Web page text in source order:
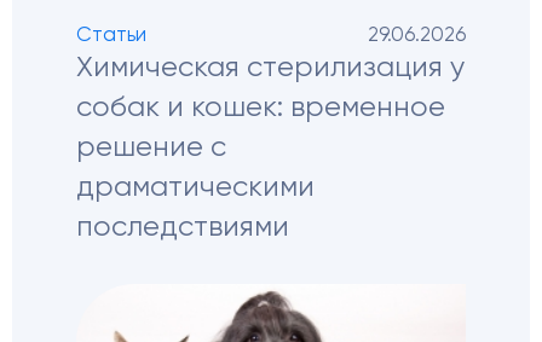
Статьи 29.06.2026
Химическая стерилизация у
собак и кошек: временное
решение с
драматическими
последствиями